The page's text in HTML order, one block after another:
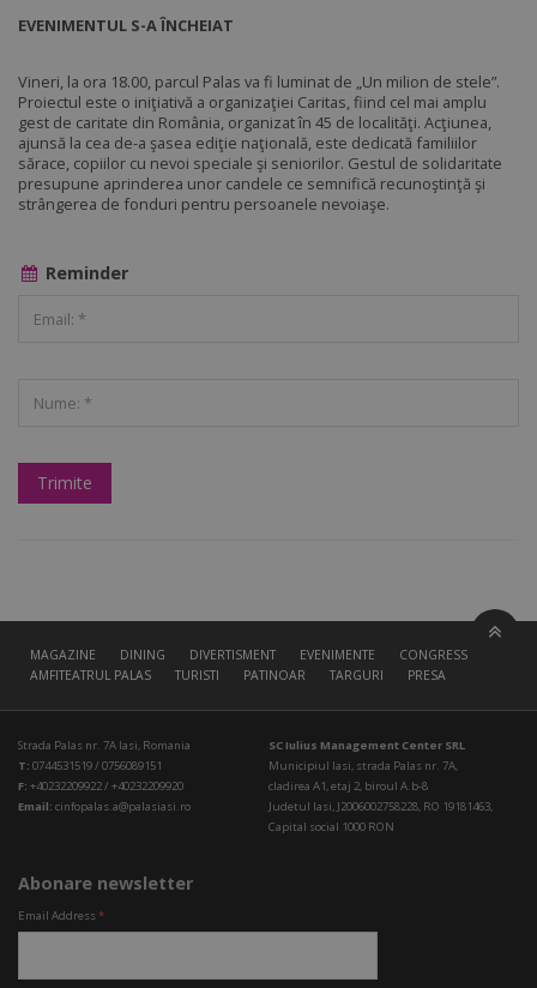
EVENIMENTUL S-A ÎNCHEIAT
Vineri, la ora 18.00, parcul Palas va fi luminat de „Un milion de stele”.
Proiectul este o iniţiativă a organizaţiei Caritas, fiind cel mai amplu
gest de caritate din România, organizat în 45 de localităţi. Acţiunea,
ajunsă la cea de-a şasea ediţie naţională, este dedicată familiilor
sărace, copiilor cu nevoi speciale şi seniorilor. Gestul de solidaritate
presupune aprinderea unor candele ce semnifică recunoştinţă şi
strângerea de fonduri pentru persoanele nevoiaşe.
Reminder
MAGAZINE DINING DIVERTISMENT EVENIMENTE
CONGRESS HALL
AMFITEATRUL PALAS
TURISTI PATINOAR TARGURI PRESA
Strada Palas nr. 7A Iasi, Romania
T: 0744531519 / 0756089151
F: +40232209922 / +40232209920
Email: cinfopalas.a@palasiasi.ro
SC Iulius Management Center SRL
Municipiul Iasi, strada Palas nr. 7A,
cladirea A1, etaj 2, biroul A.b-8
Judetul Iasi, J2006002758228, RO 19181463,
Capital social 1000 RON
Abonare newsletter
Email Address*